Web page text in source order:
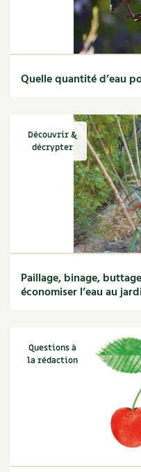
Quelle quantité d’eau
Découvrir &
décrypter
Paillage, binage,
économiser l’eau au
Questions à
la rédaction